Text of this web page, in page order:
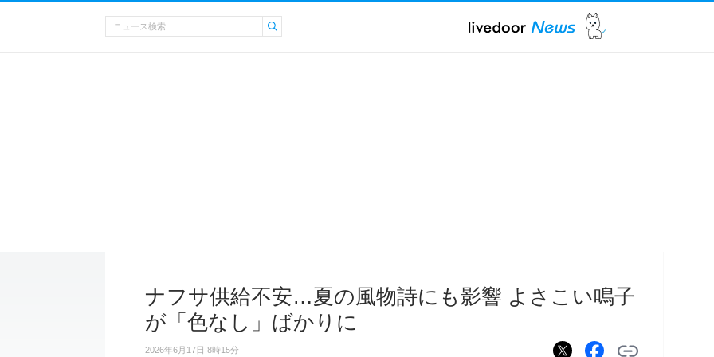
ナフサ供給不安…夏の風物詩にも影響 よさこい鳴子
が「色なし」ばかりに
2026年6月17日 8時15分